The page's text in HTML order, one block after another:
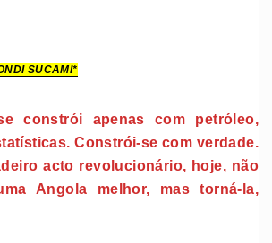
SUCAMI*
constrói apenas com petróleo,
Constrói-se com verdade.
acto revolucionário, hoje, não
Angola melhor, mas torná-la,